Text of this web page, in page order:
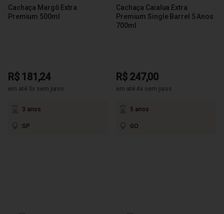
Cachaça Margô Extra
Premium 500ml
R$ 181,24
em até 3x sem juros
3 anos
SP
Cachaça Caialua Extra
Premium Single Barrel 5 Anos
700ml
R$ 247,00
em até 4x sem juros
5 anos
GO